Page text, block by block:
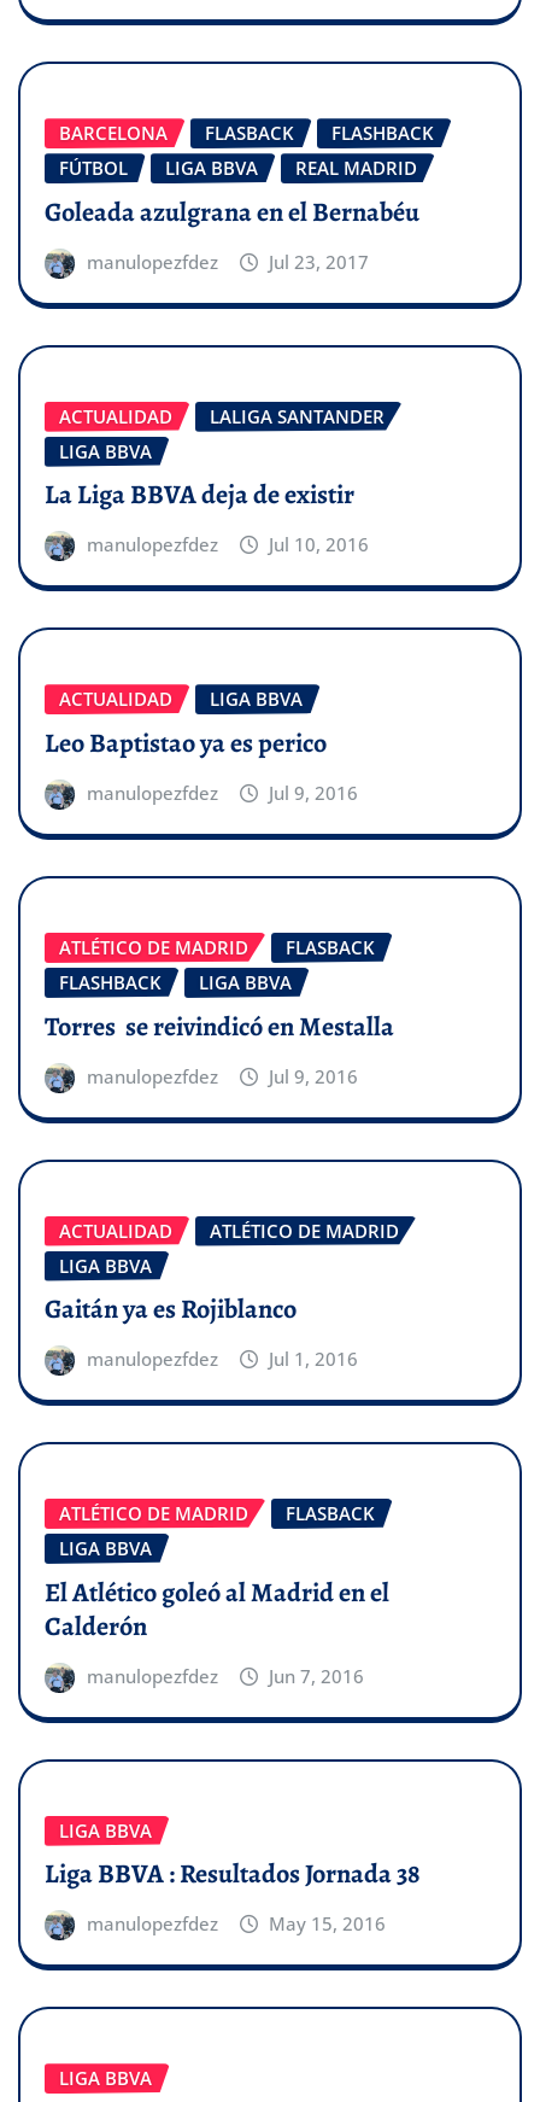
BARCELONA FLASBACK
FLASHBACK
FÚTBOL
LIGA BBVA REAL MADRID
Goleada azulgrana en el Bernabéu
manulopezfdez Jul 23, 2017
ACTUALIDAD
LALIGA SANTANDER
LIGA BBVA
La Liga BBVA deja de existir
manulopezfdez Jul 10, 2016
ACTUALIDAD LIGA BBVA
Leo Baptistao ya es perico
manulopezfdez Jul 9, 2016
ATLÉTICO DE MADRID
FLASBACK
FLASHBACK
LIGA BBVA
Torres se reivindicó en Mestalla
manulopezfdez Jul 9, 2016
ACTUALIDAD
ATLÉTICO DE MADRID
LIGA BBVA
Gaitán ya es Rojiblanco
manulopezfdez Jul 1, 2016
ATLÉTICO DE MADRID
FLASBACK
LIGA BBVA
El Atlético goleó al Madrid en el
Calderón
manulopezfdez Jun 7, 2016
LIGA BBVA
Liga BBVA : Resultados Jornada 38
manulopezfdez May 15, 2016
LIGA BBVA